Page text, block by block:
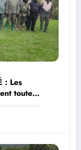
: Les
toute
de